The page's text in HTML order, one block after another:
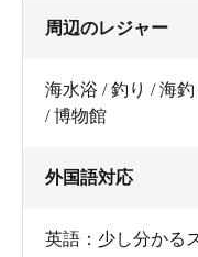
周辺のレジャー
海水浴 / 釣り / 海
/ 博物館
外国語対応
英語：少し分かる